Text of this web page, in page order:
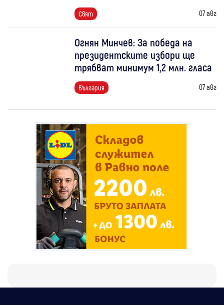
Свят 07 авг
Огнян Минчев: За победа на
президентските избори ще
трябват минимум 1,2 млн. гласа
България 07 авг